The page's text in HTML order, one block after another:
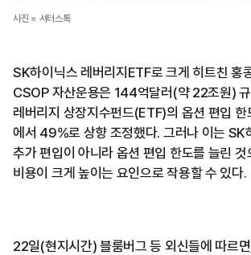
사진 = 셔터스톡
SK하이닉스 레버리지ETF로 크게 히트친 홍
CSOP 자산운용은 144억달러(약 22조원)
레버리지 상장지수펀드(ETF)의 옵션 편입
에서 49%로 상향 조정했다. 그러나 이는 SK
추가 편입이 아니라 옵션 편입 한도를 늘린
비용이 크게 높이는 요인으로 작용할 수 있다.
22일(현지시간) 블룸버그 등 외신들에 따르면,